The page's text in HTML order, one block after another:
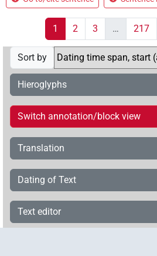
1 2 3 … 217
Sort by
Hieroglyphs
Switch annotation/block view
Translation
Dating of Text
Text editor